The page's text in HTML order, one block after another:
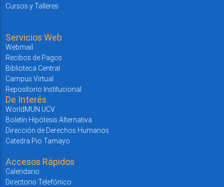
Cursos y Talleres
Servicios Web
Webmail
Recibos de Pagos
Biblioteca Central
Campus Virtual
Repositorio Institucional
De Interés
WorldMUN UCV
Boletín Hipótesis Alternativa
Dirección de Derechos Humanos
Catedra Pio Tamayo
Accesos Rápidos
Calendario
Directorio Telefónico